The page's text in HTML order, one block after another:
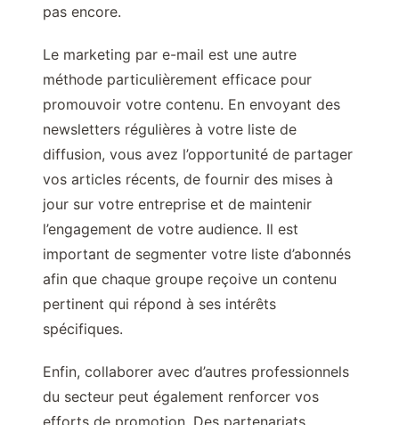
pas encore.
Le marketing par e-mail est une autre
méthode particulièrement efficace pour
promouvoir votre contenu. En envoyant des
newsletters régulières à votre liste de
diffusion, vous avez l’opportunité de partager
vos articles récents, de fournir des mises à
jour sur votre entreprise et de maintenir
l’engagement de votre audience. Il est
important de segmenter votre liste d’abonnés
afin que chaque groupe reçoive un contenu
pertinent qui répond à ses intérêts
spécifiques.
Enfin, collaborer avec d’autres professionnels
du secteur peut également renforcer vos
efforts de promotion. Des partenariats